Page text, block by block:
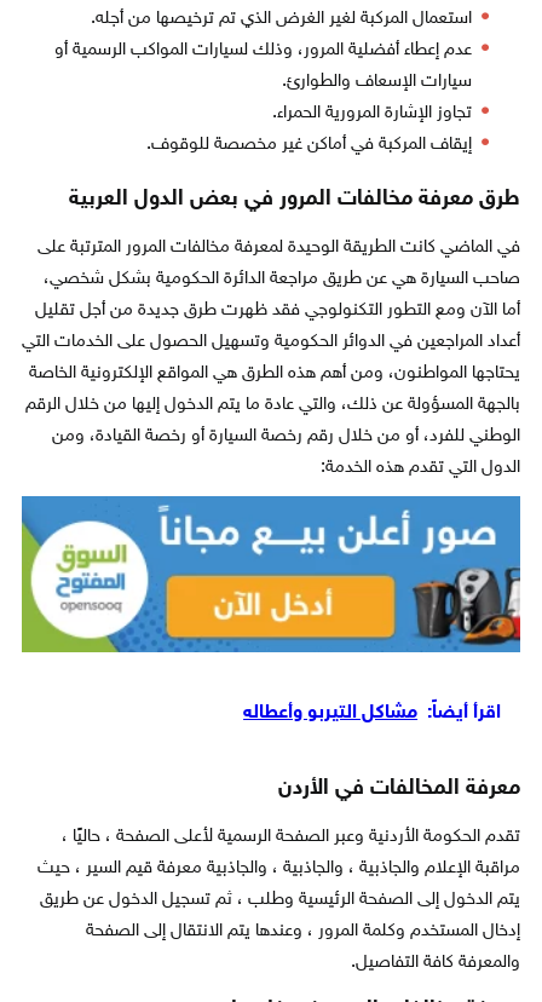
استعمال المركبة لغير الغرض الذي تم ترخيصها من أجله.
عدم إعطاء أفضلية المرور، وذلك لسيارات المواكب الرسمية أو
سيارات الإسعاف والطوارئ.
تجاوز الإشارة المرورية الحمراء.
إيقاف المركبة في أماكن غير مخصصة للوقوف.
طرق معرفة مخالفات المرور في بعض الدول العربية
في الماضي كانت الطريقة الوحيدة لمعرفة مخالفات المرور المترتبة على
صاحب السيارة هي عن طريق مراجعة الدائرة الحكومية بشكل شخصي،
أما الآن ومع التطور التكنولوجي فقد ظهرت طرق جديدة من أجل تقليل
أعداد المراجعين في الدوائر الحكومية وتسهيل الحصول على الخدمات التي
يحتاجها المواطنون، ومن أهم هذه الطرق هي المواقع الإلكترونية الخاصة
بالجهة المسؤولة عن ذلك، والتي عادة ما يتم الدخول إليها من خلال الرقم
الوطني للفرد، أو من خلال رقم رخصة السيارة أو رخصة القيادة، ومن
الدول التي تقدم هذه الخدمة:
اقرأ أيضاً: مشاكل التيربو وأعطاله
معرفة المخالفات في الأردن
تقدم الحكومة الأردنية وعبر الصفحة الرسمية لأعلى الصفحة ، حاليًا ،
مراقبة الإعلام والجاذبية ، والجاذبية ، والجاذبية معرفة قيم السير ، حيث
يتم الدخول إلى الصفحة الرئيسية وطلب ، ثم تسجيل الدخول عن طريق
إدخال المستخدم وكلمة المرور ، وعندها يتم الانتقال إلى الصفحة
والمعرفة كافة التفاصيل.